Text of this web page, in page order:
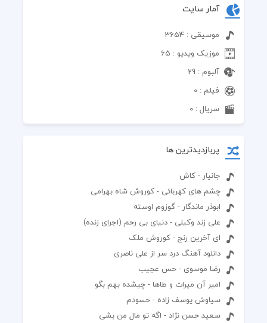
آمار سایت
موسیقی : 3654
موزیک ویدیو : 65
آلبوم : 29
فیلم : 0
سریال : 0
پربازدیدترین ها
جانیار - کاش
چشم های کهربائی - کوروش شاه بهرامی
ابوذر ماندگار - گوزوم اوسته
علی زند وکیلی - دنیای بی رحم (اجرای زنده)
ای آخرین رنج - کوروش ملک
دانلود آهنگ درد سر از علی ناصری
رضا موسوی - حس عجیب
امیر آن میراث و طاها - چیشده بهم بگو
سیاوش یوسف زاده - حسودم
سعید حسن نژاد - اگه تو مال من بشی